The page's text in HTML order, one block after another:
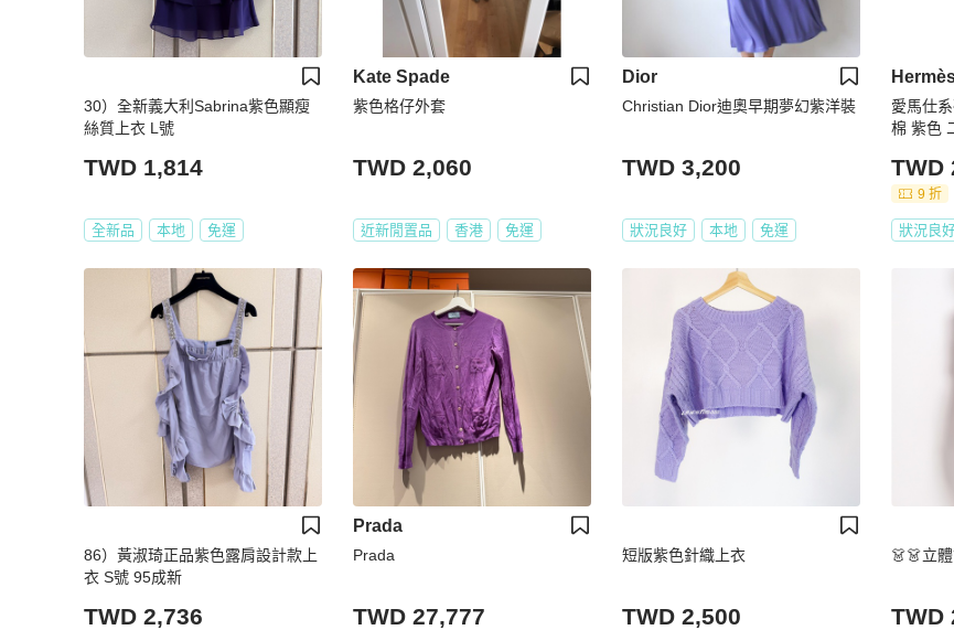
30）全新義大利Sabrina紫色顯瘦
絲質上衣 L號
TWD 1,814
全新品 本地 免運
Kate Spade
紫色格仔外套
TWD 2,060
近新閒置品 香港 免運
Dior
Christian Dior迪奧早期夢幻紫洋裝
TWD 3,200
狀況良好 本地 免運
愛馬仕
棉 紫色
TWD
9 折
狀況良
86）黃淑琦正品紫色露肩設計款上
衣 S號 95成新
TWD 2,736
Prada
Prada
TWD 27,777
短版紫色針織上衣
TWD 2,500
👗👗立
TWD